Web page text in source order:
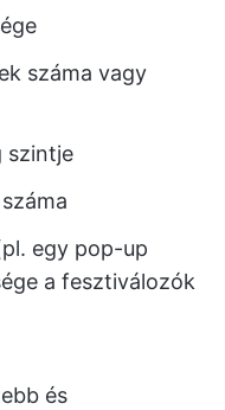
száma vagy
szintje
egy pop-up
a fesztiválozók
és